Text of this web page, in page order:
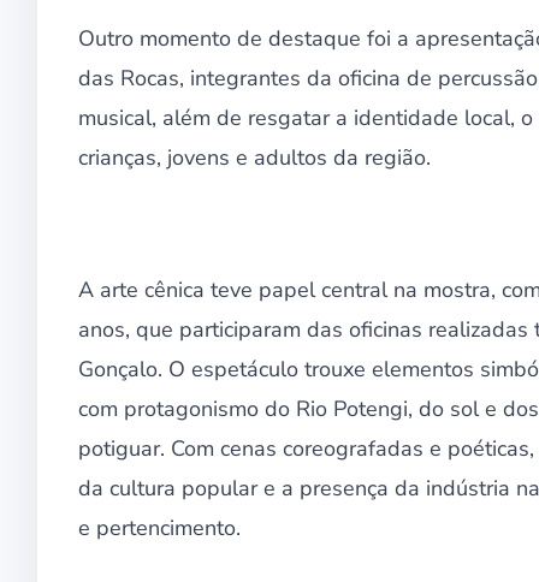
Outro momento de destaque foi a
das Rocas, integrantes da oficina de
musical, além de resgatar a identidade local,
crianças, jovens e adultos da região.
A arte cênica teve papel central na mostra,
anos, que participaram das oficinas
Gonçalo. O espetáculo trouxe elementos
com protagonismo do Rio Potengi, do sol e
potiguar. Com cenas coreografadas e
da cultura popular e a presença da indústria
e pertencimento.